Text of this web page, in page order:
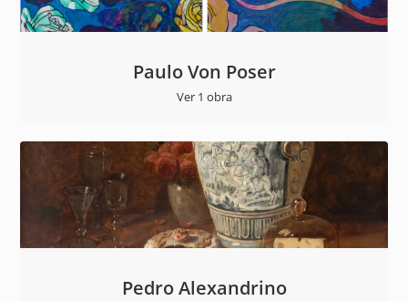
Paulo Von Poser
Ver 1 obra
Pedro Alexandrino